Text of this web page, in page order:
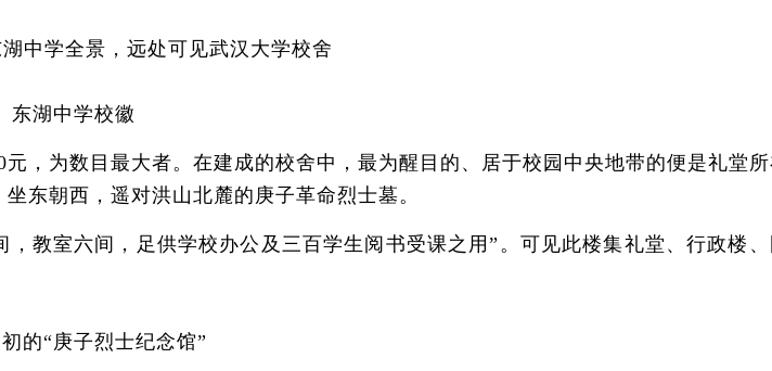
中学全景，远处可见武汉大学校舍
东湖中学校徽
为数目最大者。在建成的校舍中，最为醒目的、居于校园中央地带的便是礼堂
东朝西，遥对洪山北麓的庚子革命烈士墓。
室六间，足供学校办公及三百学生阅书受课之用”。可见此楼集礼堂、行政楼
的“庚子烈士纪念馆”